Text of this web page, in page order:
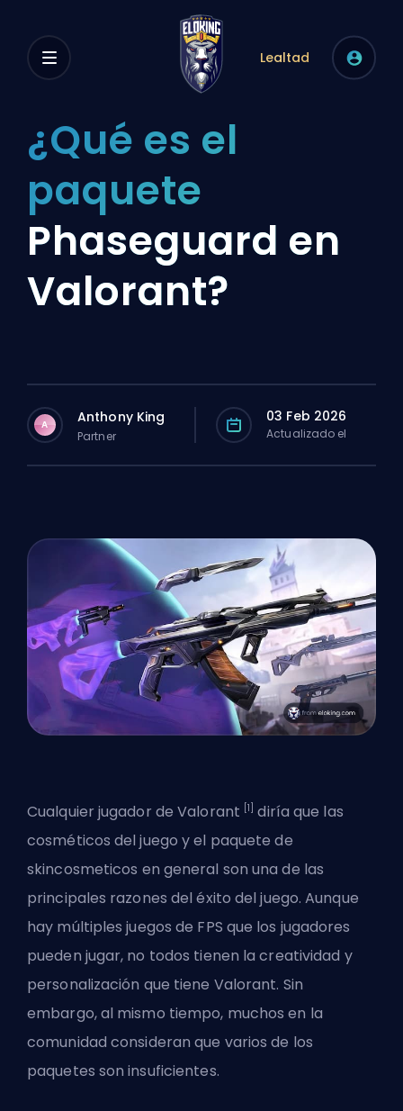
Lealtad
¿Qué es el
paquete
Phaseguard en
Valorant?
A Anthony King
Partner
03 Feb 2026
Actualizado el
Cualquier jugador de Valorant [1] diría que las
cosméticos del juego y el paquete de
skincosmeticos en general son una de las
principales razones del éxito del juego. Aunque
hay múltiples juegos de FPS que los jugadores
pueden jugar, no todos tienen la creatividad y
personalización que tiene Valorant. Sin
embargo, al mismo tiempo, muchos en la
comunidad consideran que varios de los
paquetes son insuficientes.